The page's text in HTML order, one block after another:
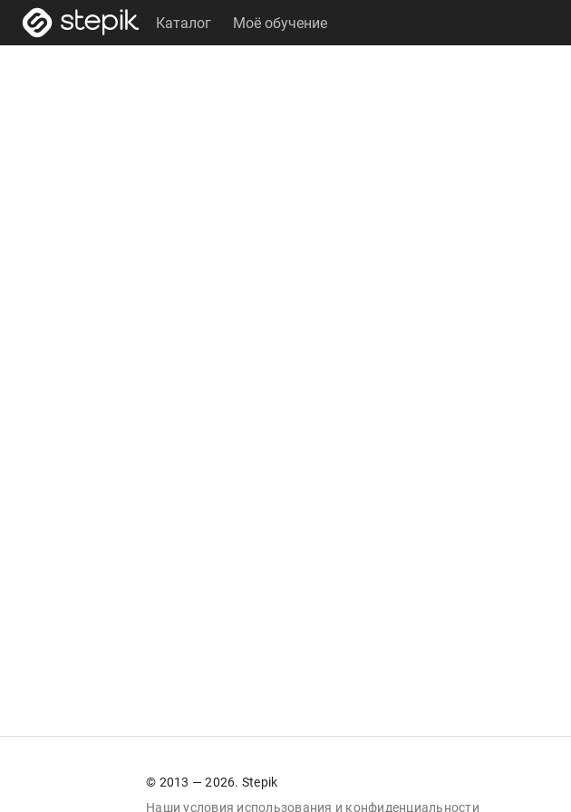
Каталог Моё обучение
© 2013 — 2026. Stepik
Наши условия использования и конфиденциальности